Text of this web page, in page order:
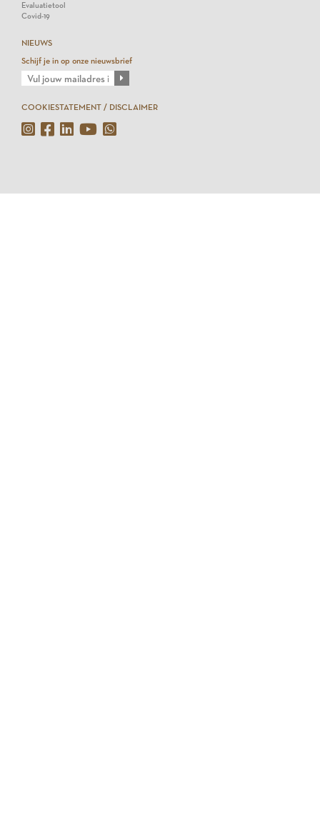
Evaluatietool
Covid-19
NIEUWS
Schijf je in op onze nieuwsbrief
COOKIESTATEMENT / DISCLAIMER